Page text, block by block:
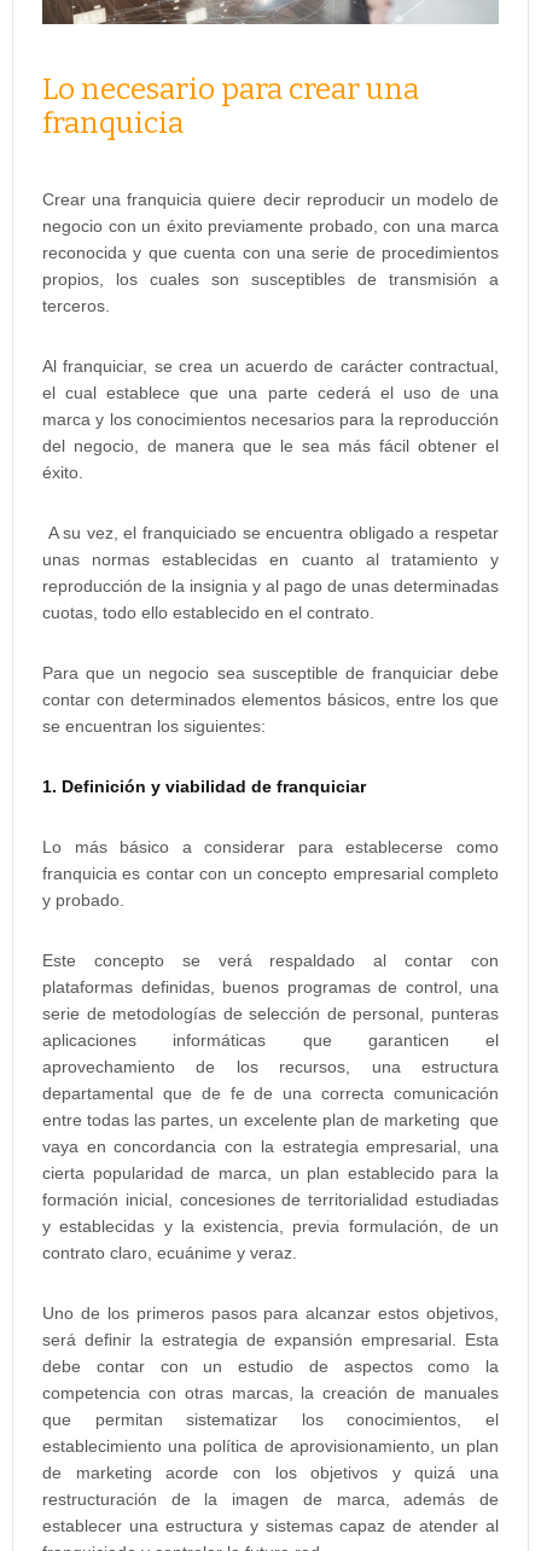
Lo necesario para crear una
franquicia
Crear una franquicia quiere decir reproducir un modelo de
negocio con un éxito previamente probado, con una marca
reconocida y que cuenta con una serie de procedimientos
propios, los cuales son susceptibles de transmisión a
terceros.
Al franquiciar, se crea un acuerdo de carácter contractual,
el cual establece que una parte cederá el uso de una
marca y los conocimientos necesarios para la reproducción
del negocio, de manera que le sea más fácil obtener el
éxito.
A su vez, el franquiciado se encuentra obligado a respetar
unas normas establecidas en cuanto al tratamiento y
reproducción de la insignia y al pago de unas determinadas
cuotas, todo ello establecido en el contrato.
Para que un negocio sea susceptible de franquiciar debe
contar con determinados elementos básicos, entre los que
se encuentran los siguientes:
1. Definición y viabilidad de franquiciar
Lo más básico a considerar para establecerse como
franquicia es contar con un concepto empresarial completo
y probado.
Este concepto se verá respaldado al contar con
plataformas definidas, buenos programas de control, una
serie de metodologías de selección de personal, punteras
aplicaciones informáticas que garanticen el
aprovechamiento de los recursos, una estructura
departamental que de fe de una correcta comunicación
entre todas las partes, un excelente plan de marketing que
vaya en concordancia con la estrategia empresarial, una
cierta popularidad de marca, un plan establecido para la
formación inicial, concesiones de territorialidad estudiadas
y establecidas y la existencia, previa formulación, de un
contrato claro, ecuánime y veraz.
Uno de los primeros pasos para alcanzar estos objetivos,
será definir la estrategia de expansión empresarial. Esta
debe contar con un estudio de aspectos como la
competencia con otras marcas, la creación de manuales
que permitan sistematizar los conocimientos, el
establecimiento una política de aprovisionamiento, un plan
de marketing acorde con los objetivos y quizá una
restructuración de la imagen de marca, además de
establecer una estructura y sistemas capaz de atender al